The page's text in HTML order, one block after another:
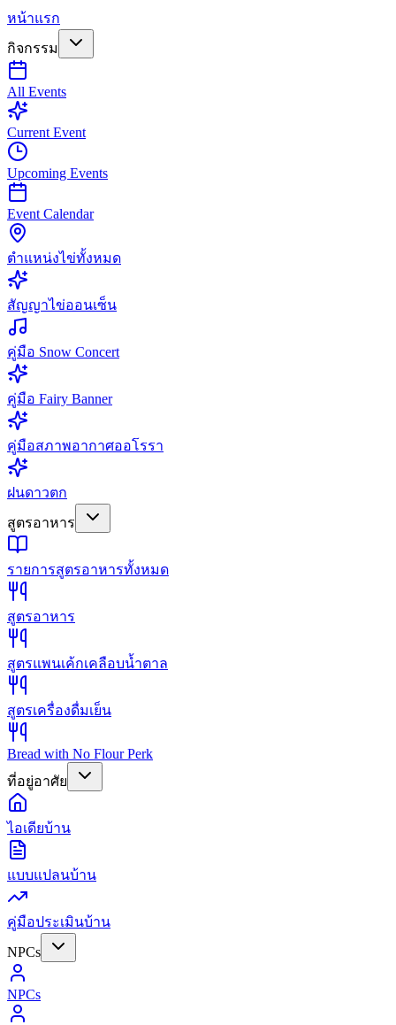
หน้าแรก
กิจกรรม
All Events
Current Event
Upcoming Events
Event Calendar
ตำแหน่งไข่ทั้งหมด
สัญญาไข่ออนเซ็น
คู่มือ Snow Concert
คู่มือ Fairy Banner
คู่มือสภาพอากาศออโรรา
ฝนดาวตก
สูตรอาหาร
รายการสูตรอาหารทั้งหมด
สูตรอาหาร
สูตรแพนเค้กเคลือบน้ำตาล
สูตรเครื่องดื่มเย็น
Bread with No Flour Perk
ที่อยู่อาศัย
ไอเดียบ้าน
แบบแปลนบ้าน
คู่มือประเมินบ้าน
NPCs
NPCs